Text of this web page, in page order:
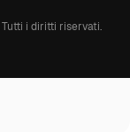
Tutti i diritti riservati.